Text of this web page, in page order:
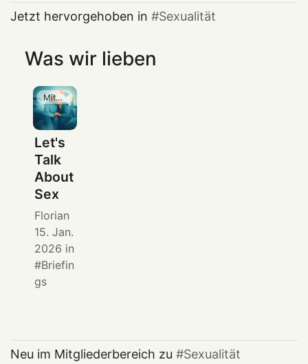
Jetzt hervorgehoben in Sexualität
Was wir lieben
Mitgliedschaft
Let's
Talk
About
Sex
Florian
15. Jan.
2026 in
Briefin
gs
Neu im Mitgliederbereich zu Sexualität